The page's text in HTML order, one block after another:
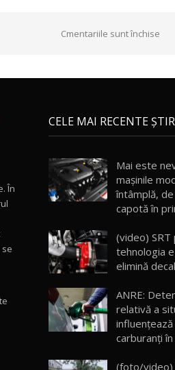
Cmentariile sunt închise
În
se
CELE MAI RECENTE
Mai este
mașinile
întâmplă,
capotă în
(video) SRT
tehnologia
elimină
ANRE:
relativă a
carburanți
(foto/video)